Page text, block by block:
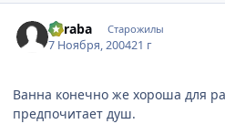
Suraba Старожилы
7 Ноября, 200421 г
Ванна конечно же хороша для
предпочитает душ.